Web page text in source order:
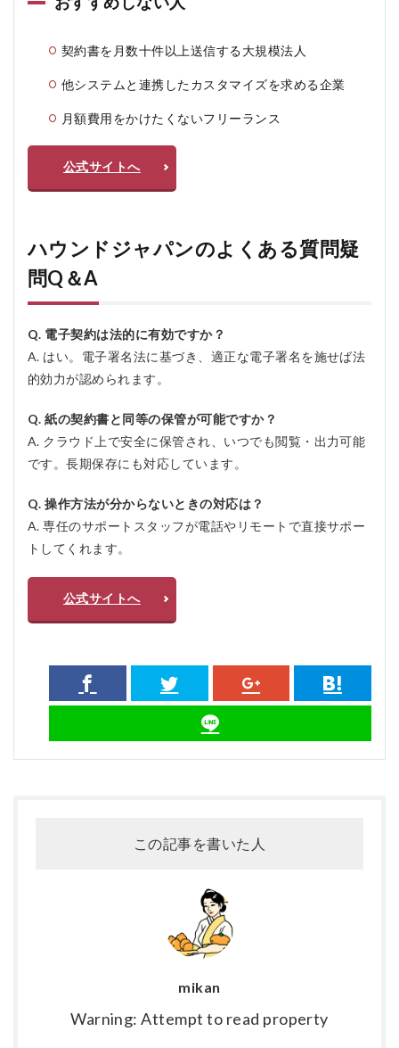
契約書を月数十件以上送信する大規模法人
他システムと連携したカスタマイズを求める企業
月額費用をかけたくないフリーランス
公式サイトへ
ハウンドジャパンのよくある質問疑
問Q＆A
Q. 電子契約は法的に有効ですか？
A. はい。電子署名法に基づき、適正な電子署名を施せば法
的効力が認められます。
Q. 紙の契約書と同等の保管が可能ですか？
A. クラウド上で安全に保管され、いつでも閲覧・出力可能
です。長期保存にも対応しています。
Q. 操作方法が分からないときの対応は？
A. 専任のサポートスタッフが電話やリモートで直接サポー
トしてくれます。
公式サイトへ
この記事を書いた人
mikan
Warning: Attempt to read property